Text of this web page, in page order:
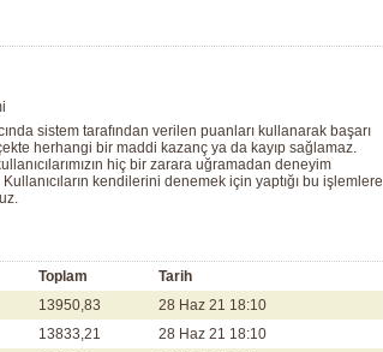
sistem tarafından verilen puanları kullanarak başarı
herhangi bir maddi kazanç ya da kayıp sağlamaz.
hiç bir zarara uğramadan deneyim
kendilerini denemek için yaptığı bu işlemlere
Toplam
Tarih
13950,83
28 Haz 21 18:10
13833,21
28 Haz 21 18:10